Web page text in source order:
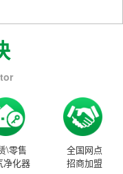
\零售
净化器
全国网点
招商加盟